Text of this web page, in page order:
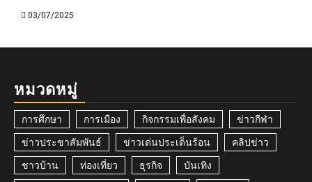
03/07/2025
หมวดหมู่
การศึกษา การเมือง กิจกรรมเพื่อสังคม ข่าวกีฬา
ข่าวประชาสัมพันธ์ ข่าวเด่นประเด็นร้อน คลิปข่าว
ชาวบ้าน ท่องเที่ยว ธุรกิจ บันเทิง